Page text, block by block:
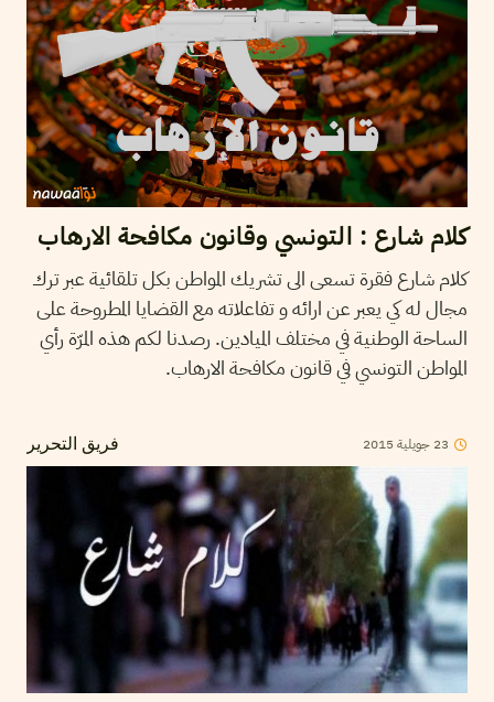
كلام شارع : التونسي وقانون مكافحة الارهاب
كلام شارع فقرة تسعى الى تشريك المواطن بكل تلقائية عبر ترك
مجال له كي يعبر عن ارائه و تفاعلاته مع القضايا المطروحة على
الساحة الوطنية في مختلف الميادين. رصدنا لكم هذه المرّة رأي
المواطن التونسي في قانون مكافحة الارهاب.
فريق التحرير 23 جويلية 2015